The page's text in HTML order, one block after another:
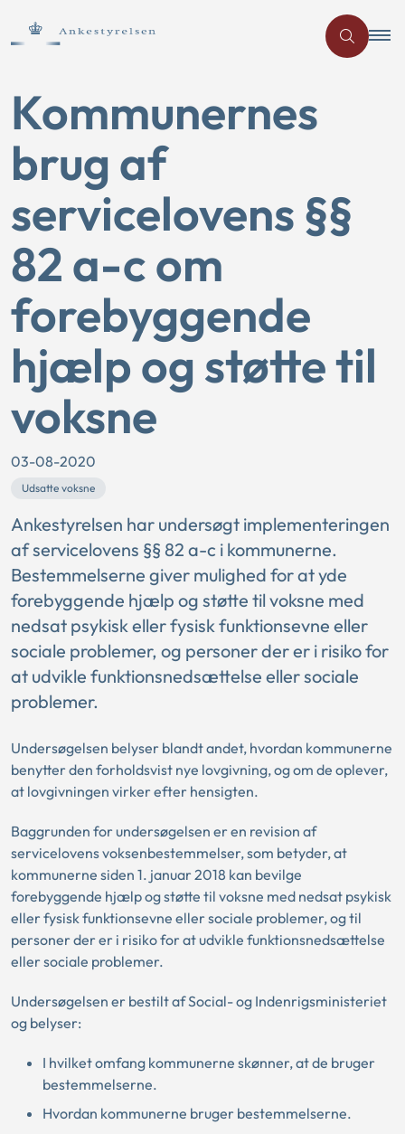
Kommunernes
brug af
servicelovens §§
82 a-c om
forebyggende
hjælp og støtte til
voksne
03-08-2020
Udsatte voksne
Ankestyrelsen har undersøgt implementeringen
af servicelovens §§ 82 a-c i kommunerne.
Bestemmelserne giver mulighed for at yde
forebyggende hjælp og støtte til voksne med
nedsat psykisk eller fysisk funktionsevne eller
sociale problemer, og personer der er i risiko for
at udvikle funktionsnedsættelse eller sociale
problemer.
Undersøgelsen belyser blandt andet, hvordan kommunerne
benytter den forholdsvist nye lovgivning, og om de oplever,
at lovgivningen virker efter hensigten.
Baggrunden for undersøgelsen er en revision af
servicelovens voksenbestemmelser, som betyder, at
kommunerne siden 1. januar 2018 kan bevilge
forebyggende hjælp og støtte til voksne med nedsat psykisk
eller fysisk funktionsevne eller sociale problemer, og til
personer der er i risiko for at udvikle funktionsnedsættelse
eller sociale problemer.
Undersøgelsen er bestilt af Social- og Indenrigsministeriet
og belyser:
I hvilket omfang kommunerne skønner, at de bruger
bestemmelserne.
Hvordan kommunerne bruger bestemmelserne.